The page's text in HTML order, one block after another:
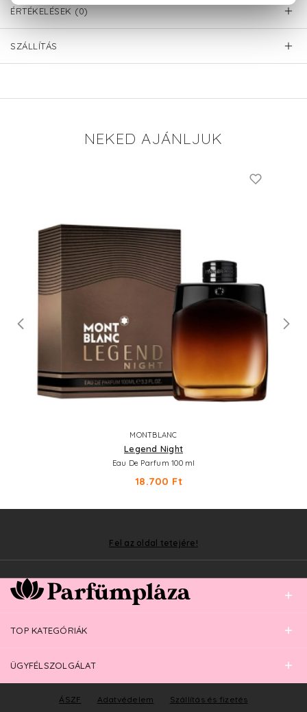
ÉRTÉKELÉSEK (0)
SZÁLLÍTÁS
NEKED AJÁNLJUK
MONTBLANC
Legend Night
Eau De Parfum 100 ml
18.700 Ft
Fel az oldal tetejére!
TOP KATEGÓRIÁK
ÜGYFÉLSZOLGÁLAT
ÁSZF Adatvédelem Szállítás és fizetés